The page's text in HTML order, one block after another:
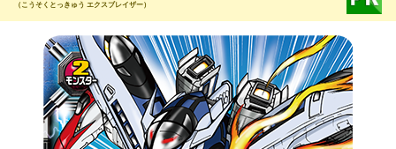
（こうそくとっきゅう エクスブレイザー）